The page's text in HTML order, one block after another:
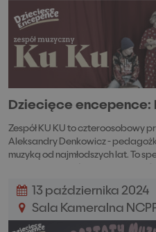
Dziecięce encepence:
Zespół KU KU to czteroosobowy
Aleksandry Denkowicz -
muzyką od najmłodszych lat. To
13 października 2024
Sala Kameralna